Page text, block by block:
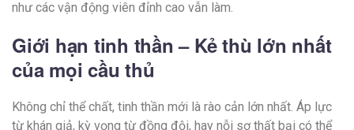
như các vận động viên đỉnh cao vẫn làm.
Giới hạn tinh thần – Kẻ thù lớn nhất
của mọi cầu thủ
Không chỉ thể chất, tinh thần mới là rào cản lớn nhất. Áp lực
từ khán giả, kỳ vọng từ đồng đội, hay nỗi sợ thất bại có thể